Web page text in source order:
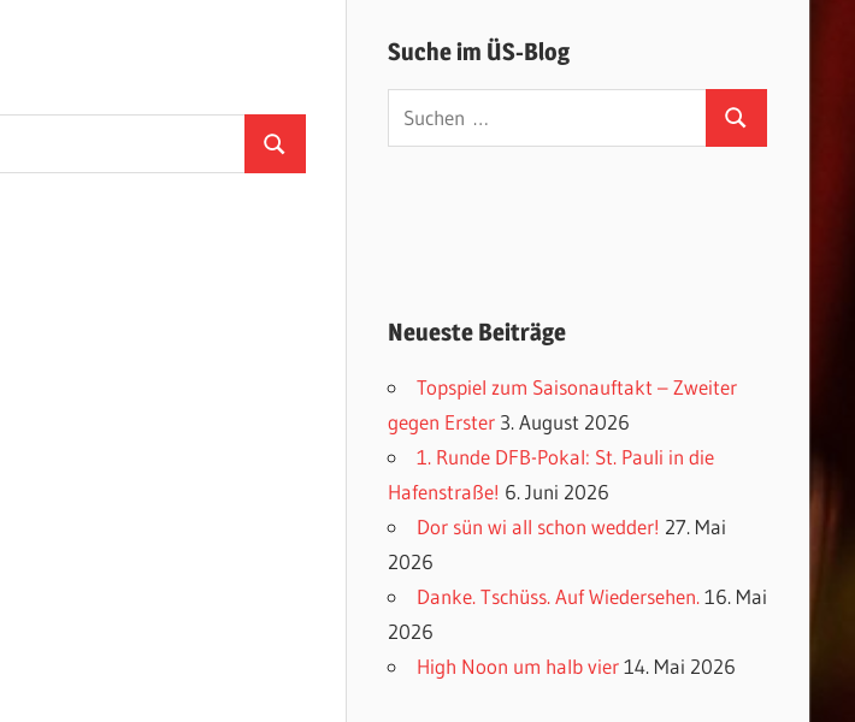
Suchen
Suche im ÜS-Blog
Suchen
nach:
Suchen
Neueste Beiträge
Topspiel zum Saisonauftakt – Zweiter
gegen Erster 3. August 2026
1. Runde DFB-Pokal: St. Pauli in die
Hafenstraße! 6. Juni 2026
Dor sün wi all schon wedder! 27. Mai
2026
Danke. Tschüss. Auf Wiedersehen. 16. Mai
2026
High Noon um halb vier 14. Mai 2026